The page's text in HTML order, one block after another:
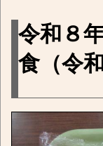
令和８
食（令